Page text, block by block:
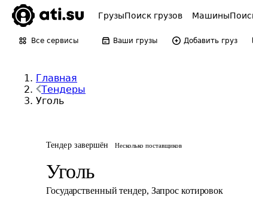
ГрузыПоиск грузов Машины
Все сервисы Ваши грузы Добавить груз
Главная
Тендеры
Уголь
Тендер завершён Несколько поставщиков
Уголь
Государственный тендер, Запрос котировок